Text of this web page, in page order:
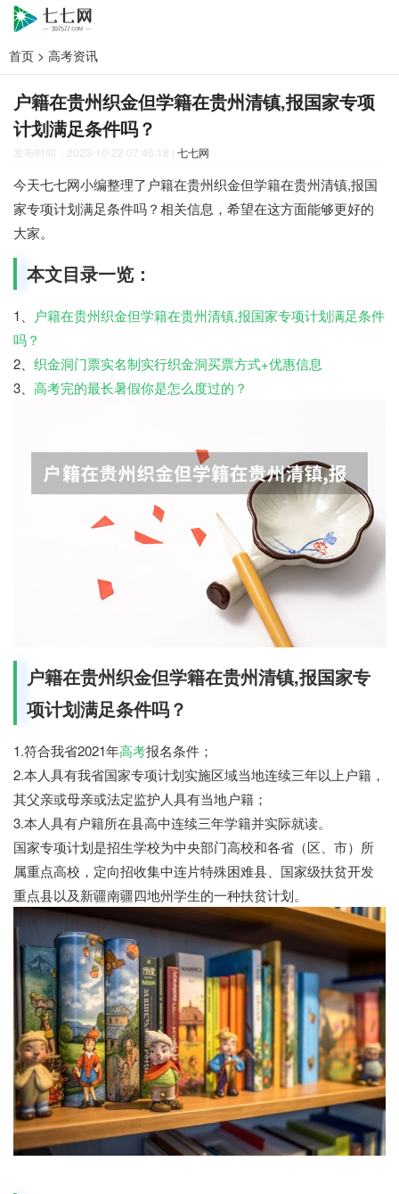
首页 > 高考资讯
户籍在贵州织金但学籍在贵州清镇,报国家专项
计划满足条件吗？
发布时间：2023-10-22 07:46:18 | 七七网
今天七七网小编整理了户籍在贵州织金但学籍在贵州清镇,报国
家专项计划满足条件吗？相关信息，希望在这方面能够更好的
大家。
本文目录一览：
1、
户籍在贵州织金但学籍在贵州清镇,报国家专项计划满足条件
吗？
2、 织金洞门票实名制实行织金洞买票方式+优惠信息
3、 高考完的最长暑假你是怎么度过的？
户籍在贵州织金但学籍在贵州清镇,报国家专
项计划满足条件吗？
1.符合我省2021年高考报名条件；
2.本人具有我省国家专项计划实施区域当地连续三年以上户籍，
其父亲或母亲或法定监护人具有当地户籍；
3.本人具有户籍所在县高中连续三年学籍并实际就读。
国家专项计划是招生学校为中央部门高校和各省（区、市）所
属重点高校，定向招收集中连片特殊困难县、国家级扶贫开发
重点县以及新疆南疆四地州学生的一种扶贫计划。